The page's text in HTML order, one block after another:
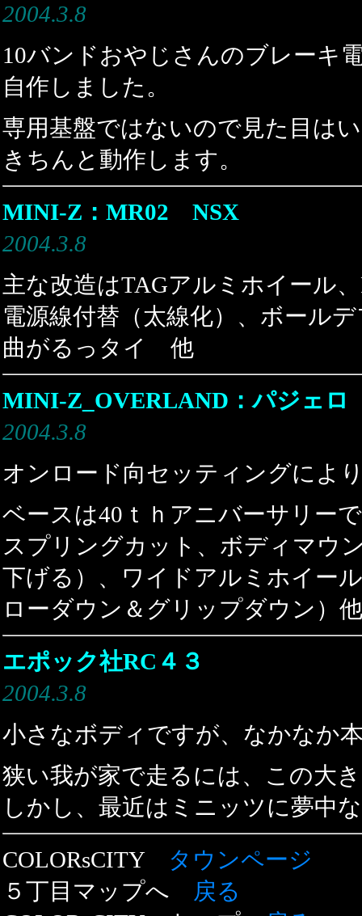
2004.3.8
10バンドおやじさんのブレーキ
自作しました。
専用基盤ではないので見た目は
きちんと動作します。
MINI-Z：MR02 NSX
2004.3.8
主な改造はTAGアルミホイール
電源線付替（太線化）、ボール
曲がるっタイ 他
MINI-Z_OVERLAND：パジェロ
2004.3.8
オンロード向セッティングによ
ベースは40ｔｈアニバーサリー
スプリングカット、ボディマウ
下げる）、ワイドアルミホイー
ローダウン＆グリップダウン）他
エポック社RC４３
2004.3.8
小さなボディですが、なかなか
狭い我が家で走るには、この大
しかし、最近はミニッツに夢中
COLORsCITY タウンページ
５丁目マップへ 戻る